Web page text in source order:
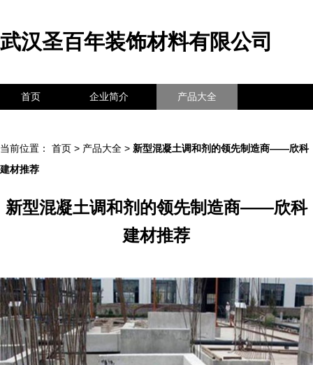
武汉圣百年装饰材料有限公司
首页 企业简介 产品大全
当前位置： 首页 > 产品大全 > 新型混凝土调和剂的领先制造商——欣科
建材推荐
新型混凝土调和剂的领先制造商——欣科
建材推荐